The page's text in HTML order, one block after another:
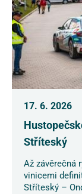
17. 6. 2026
Stříteský
Až závěrečná
vinicemi
Stříteský –